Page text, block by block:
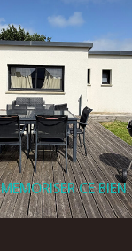
MEMORISER CE BIEN